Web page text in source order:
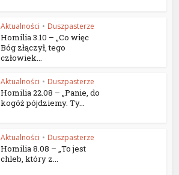
Aktualności • Duszpasterze
Homilia 3.10 – „Co więc
Bóg złączył, tego
człowiek...
Aktualności • Duszpasterze
Homilia 22.08 – „Panie, do
kogóż pójdziemy. Ty...
Aktualności • Duszpasterze
Homilia 8.08 – „To jest
chleb, który z...